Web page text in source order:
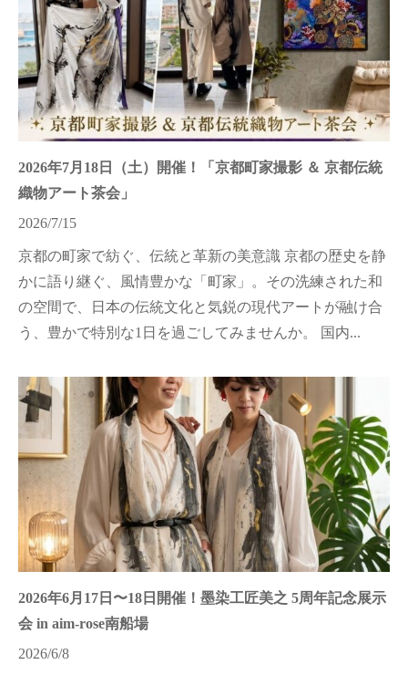
2026年7月18日（土）開催！「京都町家撮影 ＆ 京都伝統
織物アート茶会」
2026/7/15
京都の町家で紡ぐ、伝統と革新の美意識 京都の歴史を静
かに語り継ぐ、風情豊かな「町家」。その洗練された和
の空間で、日本の伝統文化と気鋭の現代アートが融け合
う、豊かで特別な1日を過ごしてみませんか。 国内...
2026年6月17日〜18日開催！墨染工匠美之 5周年記念展示
会 in aim-rose南船場
2026/6/8